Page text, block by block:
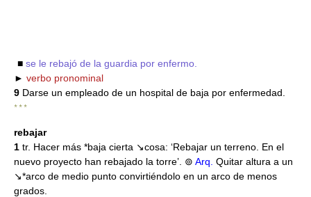
■ se le rebajó de la guardia por enfermo.
► verbo pronominal
9 Darse un empleado de un hospital de baja por enfermedad.
* * *
rebajar
1 tr. Hacer más *baja cierta ↘cosa: ‘Rebajar un terreno. En el
nuevo proyecto han rebajado la torre’. ⊚ Arq. Quitar altura a un
↘*arco de medio punto convirtiéndolo en un arco de menos
grados.